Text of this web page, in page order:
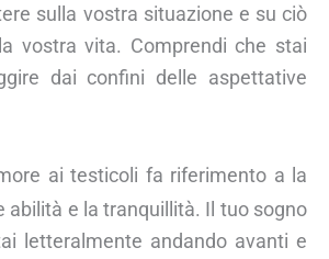
sulla vostra situazione e su ciò
vostra vita. Comprendi che stai
dai confini delle aspettative
ai testicoli fa riferimento a la
abilità e la tranquillità. Il tuo sogno
letteralmente andando avanti e